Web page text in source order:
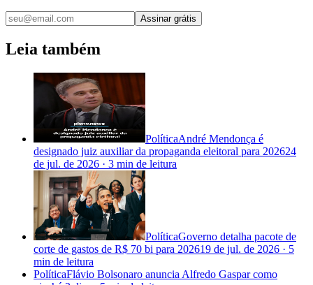
Assinar grátis
Leia também
PolíticaAndré Mendonça é
designado juiz auxiliar da propaganda eleitoral para 202624
de jul. de 2026 · 3 min de leitura
PolíticaGoverno detalha pacote de
corte de gastos de R$ 70 bi para 202619 de jul. de 2026 · 5
min de leitura
PolíticaFlávio Bolsonaro anuncia Alfredo Gaspar como